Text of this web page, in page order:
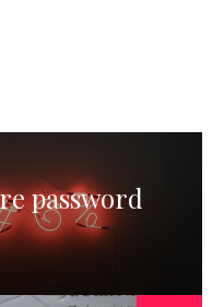
password